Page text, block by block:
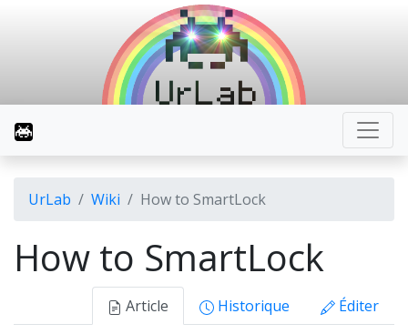
UrLab Wiki How to SmartLock
How to SmartLock
Article Historique Éditer